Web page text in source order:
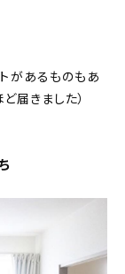
があるものもあ
届きました）